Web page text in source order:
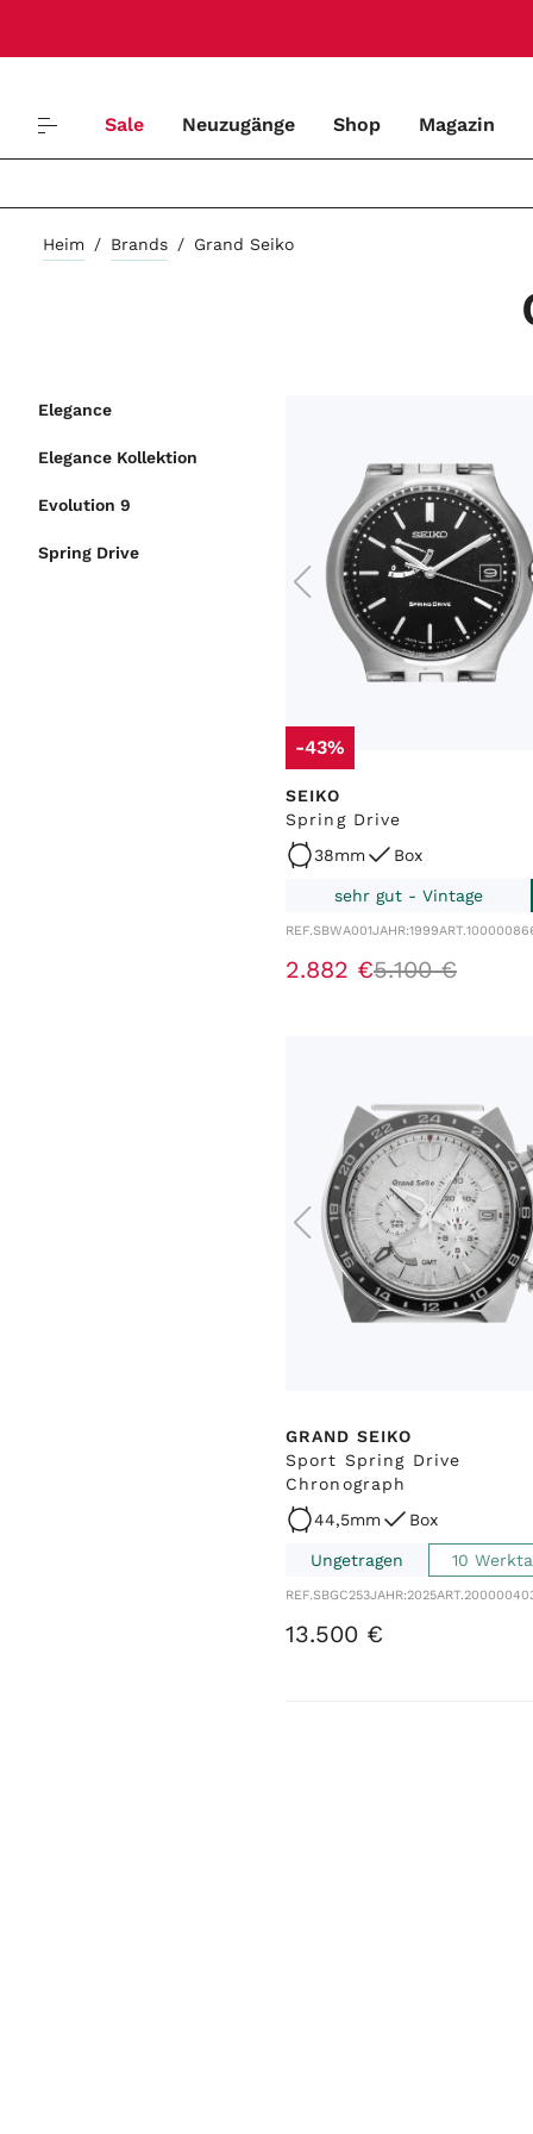
Sale Neuzugänge Shop Magazin
Heim / Brands / Grand Seiko
Elegance
Elegance Kollektion
Evolution 9
Spring Drive
LIEFERZEIT
-43%
SEIKO
Spring Drive
38mm
Box
sehr gut - Vintage
REF.SBWA001JAHR:1999ART.
2.882 €5.100 €
GRAND SEIKO
Sport Spring Drive
Chronograph
44,5mm
Box
Ungetragen 10
REF.SBGC253JAHR:2025ART.
13.500 €